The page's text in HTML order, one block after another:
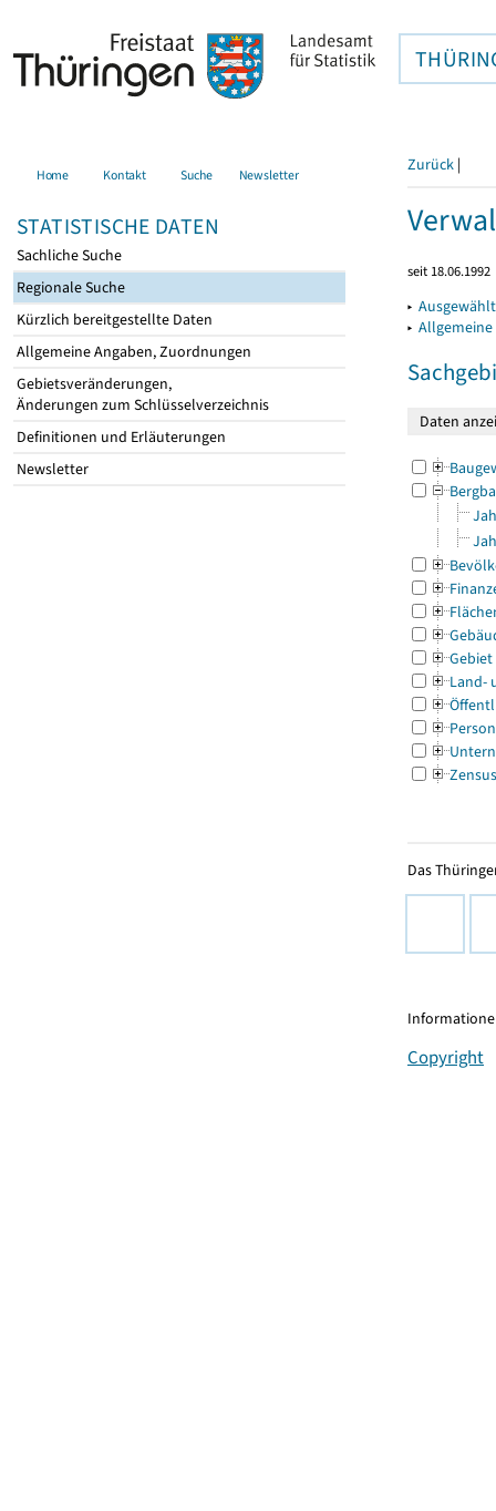
Home Kontakt Suche Newsletter
STATISTISCHE DATEN
Sachliche Suche
Regionale Suche
Kürzlich bereitgestellte Daten
Allgemeine Angaben, Zuordnungen
Gebietsveränderungen,
Änderungen zum Schlüsselverzeichnis
Definitionen und Erläuterungen
Newsletter
Zurück |
seit 18.06.1992
▸
▸
Gebiet
Land-
Zensus
Das
Copyright